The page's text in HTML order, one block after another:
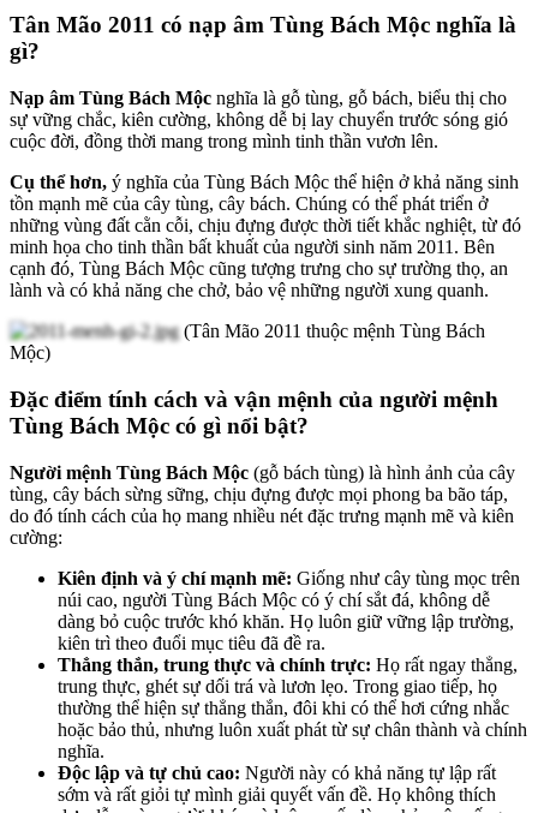
Tân Mão 2011 có nạp âm Tùng Bách Mộc nghĩa là
gì?
Nạp âm Tùng Bách Mộc nghĩa là gỗ tùng, gỗ bách, biểu thị cho
sự vững chắc, kiên cường, không dễ bị lay chuyển trước sóng gió
cuộc đời, đồng thời mang trong mình tinh thần vươn lên.
Cụ thể hơn, ý nghĩa của Tùng Bách Mộc thể hiện ở khả năng sinh
tồn mạnh mẽ của cây tùng, cây bách. Chúng có thể phát triển ở
những vùng đất cằn cỗi, chịu đựng được thời tiết khắc nghiệt, từ đó
minh họa cho tinh thần bất khuất của người sinh năm 2011. Bên
cạnh đó, Tùng Bách Mộc cũng tượng trưng cho sự trường thọ, an
lành và có khả năng che chở, bảo vệ những người xung quanh.
(Tân Mão 2011 thuộc mệnh Tùng Bách
Mộc)
Đặc điểm tính cách và vận mệnh của người mệnh
Tùng Bách Mộc có gì nổi bật?
Người mệnh Tùng Bách Mộc (gỗ bách tùng) là hình ảnh của cây
tùng, cây bách sừng sững, chịu đựng được mọi phong ba bão táp,
do đó tính cách của họ mang nhiều nét đặc trưng mạnh mẽ và kiên
cường:
Kiên định và ý chí mạnh mẽ: Giống như cây tùng mọc trên
núi cao, người Tùng Bách Mộc có ý chí sắt đá, không dễ
dàng bỏ cuộc trước khó khăn. Họ luôn giữ vững lập trường,
kiên trì theo đuổi mục tiêu đã đề ra.
Thẳng thắn, trung thực và chính trực: Họ rất ngay thẳng,
trung thực, ghét sự dối trá và lươn lẹo. Trong giao tiếp, họ
thường thể hiện sự thẳng thắn, đôi khi có thể hơi cứng nhắc
hoặc bảo thủ, nhưng luôn xuất phát từ sự chân thành và chính
nghĩa.
Độc lập và tự chủ cao: Người này có khả năng tự lập rất
sớm và rất giỏi tự mình giải quyết vấn đề. Họ không thích